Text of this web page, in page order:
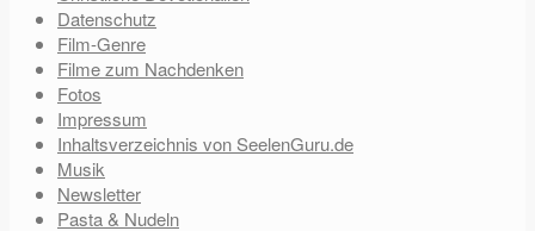
Datenschutz
Film-Genre
Filme zum Nachdenken
Fotos
Impressum
Inhaltsverzeichnis von SeelenGuru.de
Musik
Newsletter
Pasta & Nudeln